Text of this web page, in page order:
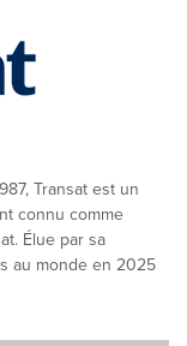
Transat est un
connu comme
Élue par sa
au monde en 2025